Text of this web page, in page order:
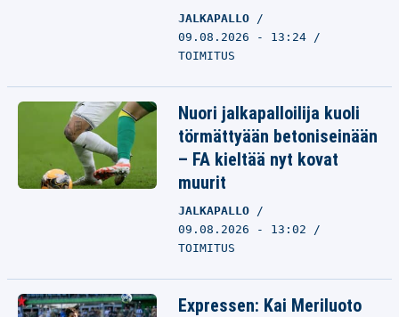
JALKAPALLO
09.08.2026 - 13:24
TOIMITUS
Nuori jalkapalloilija kuoli
törmättyään betoniseinään
– FA kieltää nyt kovat
muurit
JALKAPALLO
09.08.2026 - 13:02
TOIMITUS
Expressen: Kai Meriluoto